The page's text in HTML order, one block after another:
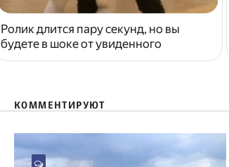
Ролик длится пару секунд, но вы
будете в шоке от увиденного
КОММЕНТИРУЮТ